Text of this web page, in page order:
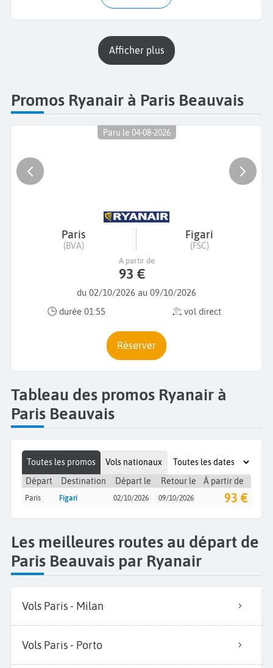
Afficher plus
Promos Ryanair à Paris Beauvais
Paru le 04-08-2026
Paris
(BVA)
Figari
(FSC)
du 02/10/2026 au 09/10/2026
durée 01:55
vol direct
A partir de
93 €
Réserver
Tableau des promos Ryanair à
Paris Beauvais
Toutes les promos
Vols nationaux
Départ
Destination Départ le Retour le À partir de
Paris Figari 02/10/2026 09/10/2026 93 €
Les meilleures routes au départ de
Paris Beauvais par Ryanair
Vols Paris - Milan
Vols Paris - Porto